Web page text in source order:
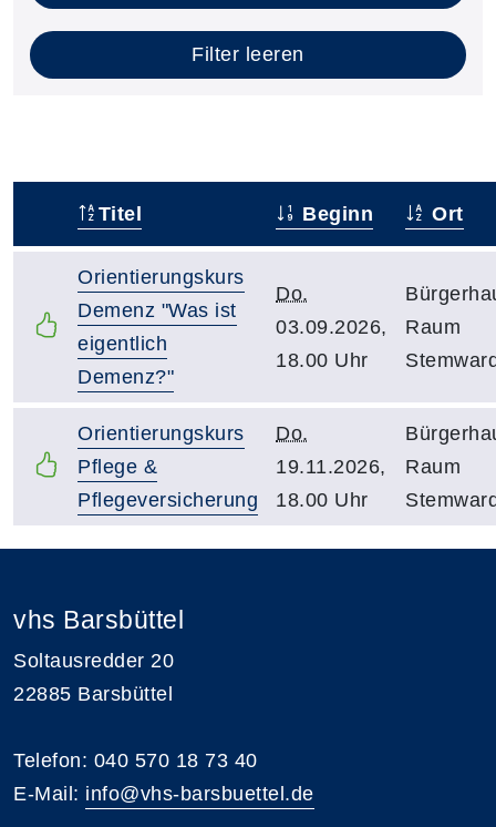
Filter leeren
Titel Beginn Ort
Orientierungskurs
Demenz "Was ist
eigentlich
Demenz?"
Do.
03.09.2026,
18.00 Uhr
Raum
Orientierungskurs
Pflege &
Pflegeversicherung
Do.
19.11.2026,
18.00 Uhr
Raum
vhs Barsbüttel
Soltausredder 20
22885 Barsbüttel
Telefon: 040 570 18 73 40
E-Mail: info@vhs-barsbuettel.de